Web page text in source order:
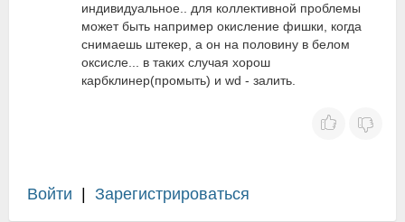
индивидуальное.. для коллективной проблемы
может быть например окисление фишки, когда
снимаешь штекер, а он на половину в белом
оксисле... в таких случая хорош
карбклинер(промыть) и wd - залить.
Войти Зарегистрироваться